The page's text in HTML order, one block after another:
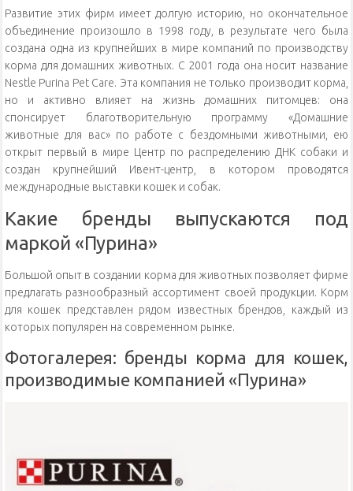
Развитие этих фирм имеет долгую историю, но окончательное
объединение произошло в 1998 году, в результате чего была
создана одна из крупнейших в мире компаний по производству
корма для домашних животных. С 2001 года она носит название
Nestle Purina Pet Care. Эта компания не только производит корма,
но и активно влияет на жизнь домашних питомцев: она
спонсирует благотворительную программу «Домашние
животные для вас» по работе с бездомными животными, ею
открыт первый в мире Центр по распределению ДНК собаки и
создан крупнейший Ивент-центр, в котором проводятся
международные выставки кошек и собак.
Какие бренды выпускаются под
маркой «Пурина»
Большой опыт в создании корма для животных позволяет фирме
предлагать разнообразный ассортимент своей продукции. Корм
для кошек представлен рядом известных брендов, каждый из
которых популярен на современном рынке.
Фотогалерея: бренды корма для кошек,
производимые компанией «Пурина»